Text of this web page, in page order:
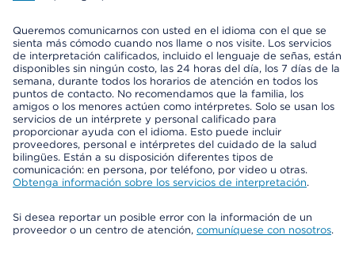
Queremos comunicarnos con usted en el idioma con el que se
sienta más cómodo cuando nos llame o nos visite. Los servicios
de interpretación calificados, incluido el lenguaje de señas, están
disponibles sin ningún costo, las 24 horas del día, los 7 días de la
semana, durante todos los horarios de atención en todos los
puntos de contacto. No recomendamos que la familia, los
amigos o los menores actúen como intérpretes. Solo se usan los
servicios de un intérprete y personal calificado para
proporcionar ayuda con el idioma. Esto puede incluir
proveedores, personal e intérpretes del cuidado de la salud
bilingües. Están a su disposición diferentes tipos de
comunicación: en persona, por teléfono, por video u otras.
Obtenga información sobre los servicios de interpretación.
Si desea reportar un posible error con la información de un
proveedor o un centro de atención, comuníquese con nosotros.